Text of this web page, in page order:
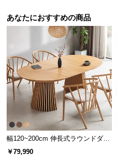
あなたにおすすめの商品
幅120~200cm 伸長式ラウンドダイ
ニングテーブル 6人掛け 天然木突
￥79,990